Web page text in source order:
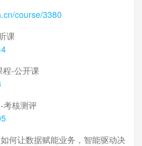
course/3380
课
程-公开课
考核测评
何让数据赋能业务，智能驱动决